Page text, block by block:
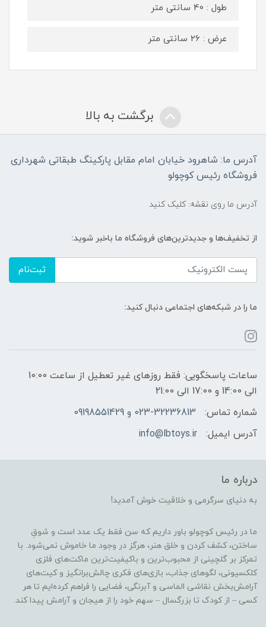
طول : 40 سانتی متر
عرض : 26 سانتی متر
برگشت به بالا
آدرس ما: شاهرود خیابان امام مقابل پارکینگ طبقاتی شهرداری
فروشگاه رئیس کوچولو
آدرس ما روی نقشه: کلیک کنید
از تخفیف‌ها و جدیدترین‌های فروشگاه ما باخبر شوید:
ثبت‌نام
ما را در شبکه‌های اجتماعی دنبال کنید:
ساعات پاسخگویی: فقط روزهای غیر تعطیل از ساعت 10:00
الی 14:00 و 17:00 الی 21:00
شماره تماس:
023-32236813 و 09198551429
آدرس ایمیل:
info@lbtoys.ir
درباره ما
به دنیای سرگرمی و خلاقیت خوش آمدید!
ما در رئیس کوچولو باور داریم که سن فقط یک عدد است و شوقِ
ساختن، کشف کردن و خلق هنر، هرگز در وجود ما خاموش نمی‌شود. با
تمرکز بر گلچینی از محبوب‌ترین و باکیفیت‌ترین ماکت‌های فلزی
کلکسیونی، لگوهای جذاب، بازی‌های فکری چالش‌برانگیز و کیت‌های
آرامش‌بخش نقاشی الماسی و آبرنگی، فضایی را فراهم کرده‌ایم تا هر
کسی – از کودک تا بزرگسال – سهم خود را از هیجان و آرامش پیدا کند.